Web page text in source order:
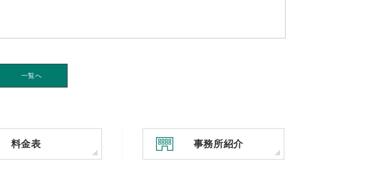
一覧へ
料金表 事務所紹介